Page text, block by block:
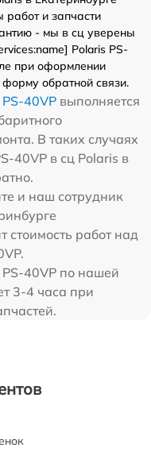
и запчасти
- мы в сц уверены
Polaris PS-
при оформлении
обратной связи.
40VP выполняется
В таких случаях
40VP в сц Polaris в
и наш сотрудник
стоимость работ над
40VP по нашей
3-4 часа при